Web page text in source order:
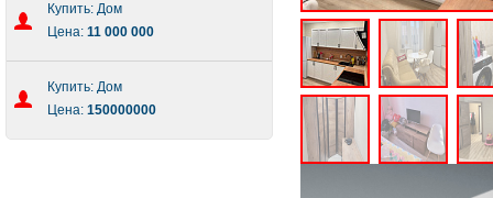
Купить: Дом
Цена: 11 000 000
Купить: Дом
Цена: 150000000